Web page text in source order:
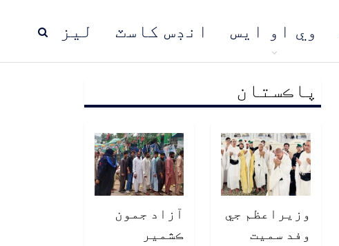
ليز انڊس کاسٽ وي او ايس
پاڪستان مُنڍ
پاڪستان
وزيراعظم جي
وفد سميت
آزاد جمون
ڪشمير